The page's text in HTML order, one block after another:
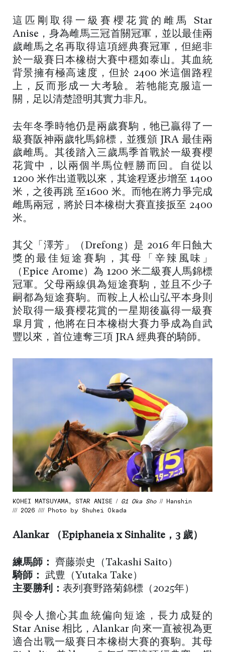
這匹剛取得一級賽櫻花賞的雌馬 Star
Anise，身為雌馬三冠首關冠軍，並以最佳兩
歲雌馬之名再取得這項經典賽冠軍，但絕非
於一級賽日本橡樹大賽中穩如泰山。其血統
背景擁有極高速度，但於 2400 米這個路程
上，反而形成一大考驗。若牠能克服這一
關，足以清楚證明其實力非凡。
去年冬季時牠仍是兩歲賽駒，牠已贏得了一
級賽阪神兩歲牝馬錦標，並獲頒 JRA 最佳兩
歲雌馬。其後踏入三歲馬季首戰於一級賽櫻
花賞中，以兩個半馬位輕勝而回。自從以
1200 米作出道戰以來，其途程逐步增至 1400
米，之後再跳 至1600 米。而牠在將力爭完成
雌馬兩冠，將於日本橡樹大賽直接扳至 2400
米。
其父「澤芳」（Drefong）是 2016 年日蝕大
獎的最佳短途賽駒，其母「辛辣風味」
（Epice Arome）為 1200 米二級賽人馬錦標
冠軍。父母兩線俱為短途賽駒，並且不少子
嗣都為短途賽駒。而鞍上人松山弘平本身則
於取得一級賽櫻花賞的一星期後贏得一級賽
皐月賞，他將在日本橡樹大賽力爭成為自武
豐以來，首位連奪三項 JRA 經典賽的騎師。
KOHEI MATSUYAMA, STAR ANISE / G1 Oka Sho// Hanshin
/// 2026 //// Photo by Shuhei Okada
Alankar （ Epiphaneia x Sinhalite，3 歲 ）
練馬師： 齊藤崇史（Takashi Saito）
騎師：
武豊（Yutaka Take）
主要勝利： 表列賽野路菊錦標（2025年）
與令人擔心其血統偏向短途，長力成疑的
Star Anise 相比，Alankar 向來一直被視為更
適合出戰一級賽日本橡樹大賽的賽駒。其母